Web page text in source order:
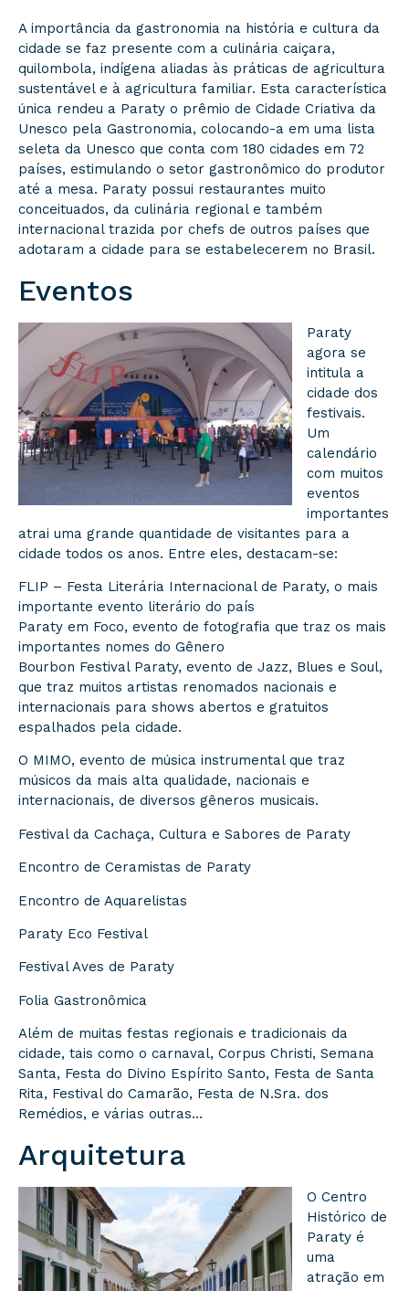
A importância da gastronomia na história e cultura da
cidade se faz presente com a culinária caiçara,
quilombola, indígena aliadas às práticas de agricultura
sustentável e à agricultura familiar. Esta característica
única rendeu a Paraty o prêmio de Cidade Criativa da
Unesco pela Gastronomia, colocando-a em uma lista
seleta da Unesco que conta com 180 cidades em 72
países, estimulando o setor gastronômico do produtor
até a mesa. Paraty possui restaurantes muito
conceituados, da culinária regional e também
internacional trazida por chefs de outros países que
adotaram a cidade para se estabelecerem no Brasil.
Eventos
Paraty
agora se
intitula a
cidade dos
festivais.
Um
calendário
com muitos
eventos
importantes
atrai uma grande quantidade de visitantes para a
cidade todos os anos. Entre eles, destacam-se:
FLIP – Festa Literária Internacional de Paraty, o mais
importante evento literário do país
Paraty em Foco, evento de fotografia que traz os mais
importantes nomes do Gênero
Bourbon Festival Paraty, evento de Jazz, Blues e Soul,
que traz muitos artistas renomados nacionais e
internacionais para shows abertos e gratuitos
espalhados pela cidade.
O MIMO, evento de música instrumental que traz
músicos da mais alta qualidade, nacionais e
internacionais, de diversos gêneros musicais.
Festival da Cachaça, Cultura e Sabores de Paraty
Encontro de Ceramistas de Paraty
Encontro de Aquarelistas
Paraty Eco Festival
Festival Aves de Paraty
Folia Gastronômica
Além de muitas festas regionais e tradicionais da
cidade, tais como o carnaval, Corpus Christi, Semana
Santa, Festa do Divino Espírito Santo, Festa de Santa
Rita, Festival do Camarão, Festa de N.Sra. dos
Remédios, e várias outras…
Arquitetura
O Centro
Histórico de
Paraty é
uma
atração em